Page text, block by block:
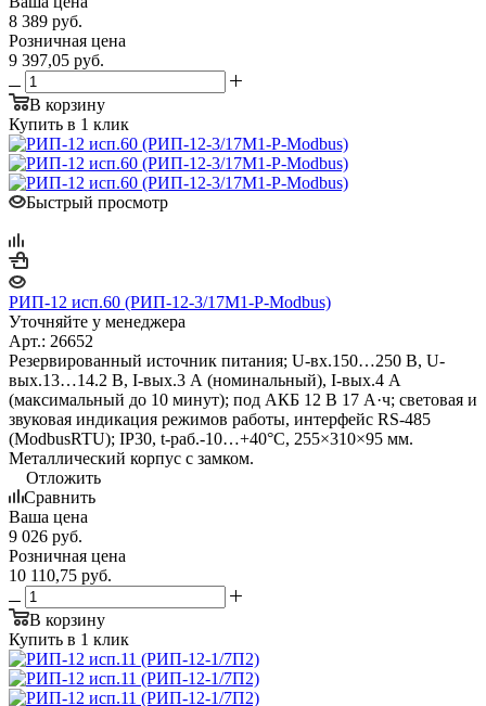
8 389 руб.
Розничная цена
9 397,05 руб.
В корзину
Купить в 1 клик
Быстрый просмотр
РИП-12 исп.60 (РИП-12-3/17М1-Р-Modbus)
Уточняйте у менеджера
Арт.: 26652
Резервированный источник питания; U-вх.150…250 В, U-
вых.13…14.2 В, I-вых.3 А (номинальный), I-вых.4 А
(максимальный до 10 минут); под АКБ 12 В 17 А·ч; световая и
звуковая индикация режимов работы, интерфейс RS-485
(ModbusRTU); IP30, t-раб.-10…+40°С, 255×310×95 мм.
Металлический корпус с замком.
Отложить
Сравнить
Ваша цена
9 026 руб.
Розничная цена
10 110,75 руб.
В корзину
Купить в 1 клик